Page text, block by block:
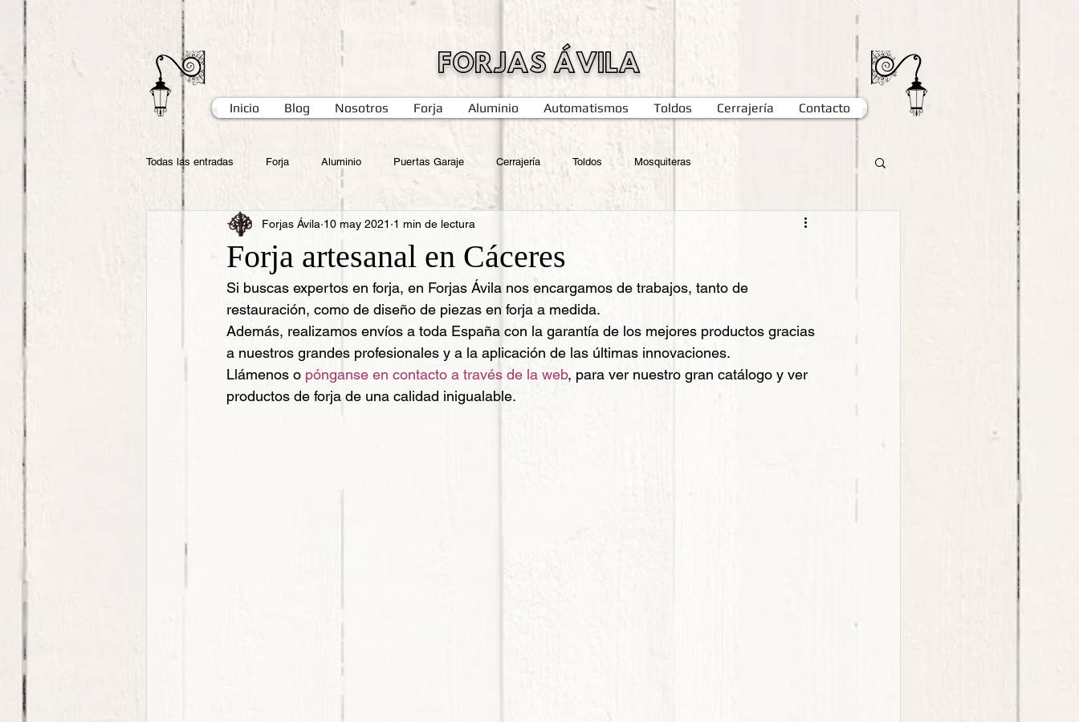
FORJAS ÁVILA
Inicio Blog Nosotros Forja Aluminio Automatismos Toldos Cerrajería Contacto
Todas las entradas Forja Aluminio Puertas Garaje Cerrajería Toldos Mosquiteras
Forja artesanal en Cáceres
Forjas Ávila 10 may 2021 1 min de lectura
Si buscas expertos en forja, en Forjas Ávila nos encargamos de trabajos, tanto de
restauración, como de diseño de piezas en forja a medida.
Además, realizamos envíos a toda España con la garantía de los mejores productos gracias
a nuestros grandes profesionales y a la aplicación de las últimas innovaciones.
Llámenos o pónganse en contacto a través de la web, para ver nuestro gran catálogo y ver
productos de forja de una calidad inigualable.